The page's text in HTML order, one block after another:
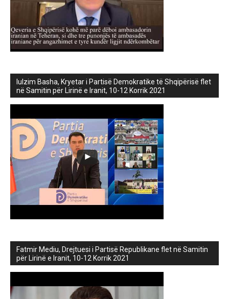
lulzim Basha, Kryetar i Partisë Demokratike të Shqipërisë flet
në Samitin për Lirinë e Iranit, 10-12 Korrik 2021
Fatmir Mediu, Drejtuesi i Partisë Republikane flet në Samitin
për Lirinë e Iranit, 10-12 Korrik 2021